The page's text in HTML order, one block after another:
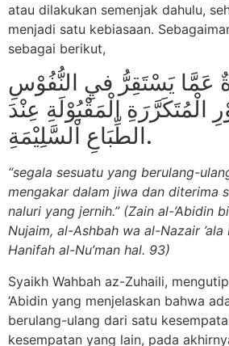
atau dilakukan semenjak dahulu,
menjadi satu kebiasaan.
sebagai berikut,
عَمَّا يَسْتَقِرُّ فيِ النُّفُوْسِ
الْمُتَكَرَّرَةِ الْمَقْبُوْلَةِ عِنْدَ
الطِّبَاعِ اْلسَّلِيْمَةِ.
“segala sesuatu yang berulang-
mengakar dalam jiwa dan diterima
naluri yang jernih.” (Zain al-’Abidin
Nujaim, al-Ashbah wa al-Nazair
Hanifah al-Nu’man hal. 93)
Syaikh Wahbah az-Zuhaili,
’Abidin yang menjelaskan bahwa
berulang-ulang dari satu
kesempatan yang lain, pada